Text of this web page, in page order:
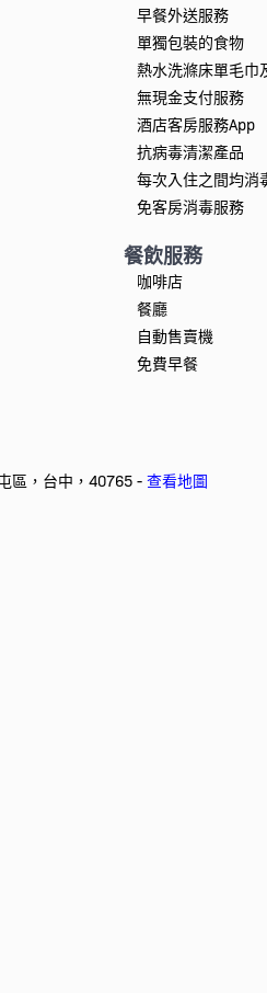
早餐外送服務
單獨包裝的食物
熱水洗滌床單毛巾
無現金支付服務
酒店客房服務App
抗病毒清潔產品
每次入住之間均消
免客房消毒服務
餐飲服務
咖啡店
餐廳
自動售賣機
免費早餐
區，台中，40765 - 查看地圖